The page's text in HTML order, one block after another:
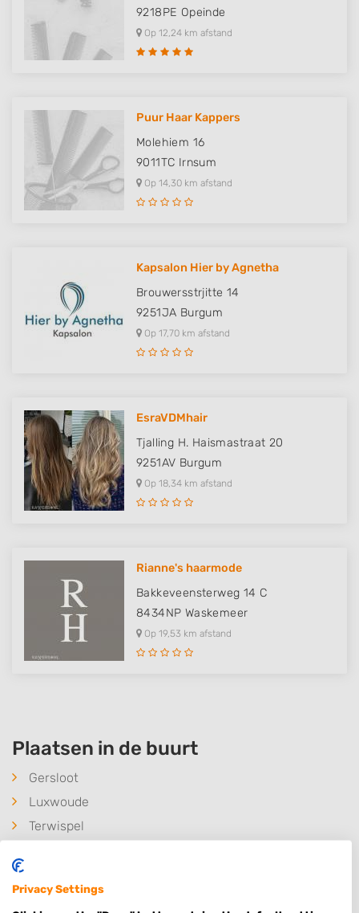
9218PE Opeinde
Op 12,24 km afstand
Puur Haar Kappers
Molehiem 16
9011TC Irnsum
Op 14,30 km afstand
Kapsalon Hier by Agnetha
Brouwersstrjitte 14
9251JA Burgum
Op 17,70 km afstand
EsraVDMhair
Tjalling H. Haismastraat 20
9251AV Burgum
Op 18,34 km afstand
Rianne's haarmode
Bakkeveensterweg 14 C
8434NP Waskemeer
Op 19,53 km afstand
Plaatsen in de buurt
Gersloot
Luxwoude
Terwispel
Langezwaag
Privacy Settings